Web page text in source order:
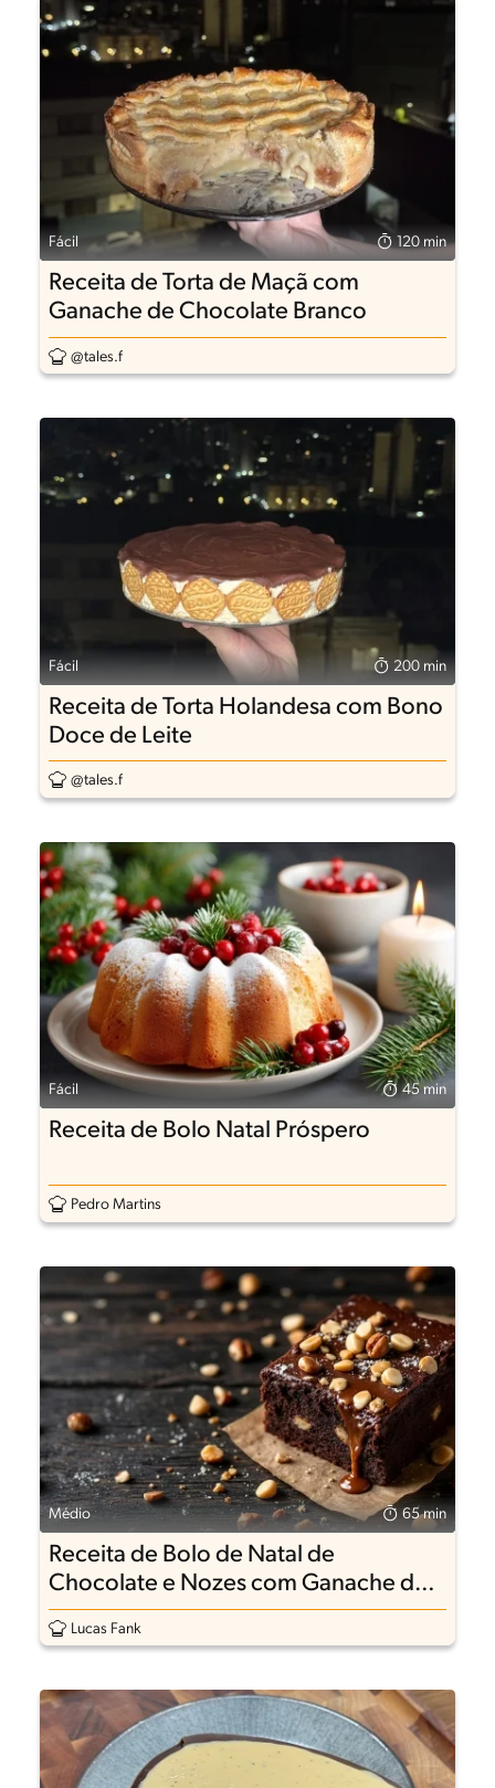
Fácil 120 min
Receita de Torta de Maçã com
Ganache de Chocolate Branco
@tales.f
Fácil 200 min
Receita de Torta Holandesa com Bono
Doce de Leite
@tales.f
Fácil 45 min
Receita de Bolo Natal Próspero
Pedro Martins
Médio 65 min
Receita de Bolo de Natal de
Chocolate e Nozes com Ganache de
Leite Condensado Moça
Lucas Fank